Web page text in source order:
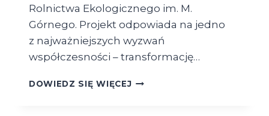
Rolnictwa Ekologicznego im. M.
Górnego. Projekt odpowiada na jedno
z najważniejszych wyzwań
współczesności – transformację…
DOWIEDZ SIĘ WIĘCEJMIĘDZYNARODOWY